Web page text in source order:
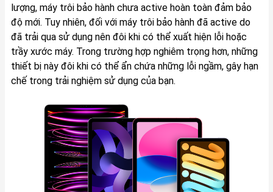
lượng, máy trôi bảo hành chưa active hoàn toàn đảm bảo
độ mới. Tuy nhiên, đối với máy trôi bảo hành đã active do
đã trải qua sử dụng nên đôi khi có thể xuất hiện lỗi hoặc
trầy xước máy. Trong trường hợp nghiêm trọng hơn, những
thiết bị này đôi khi có thể ẩn chứa những lỗi ngầm, gây hạn
chế trong trải nghiệm sử dụng của bạn.